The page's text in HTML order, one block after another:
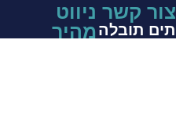
צור קשר
תים תובלה
ניווט
מהיר